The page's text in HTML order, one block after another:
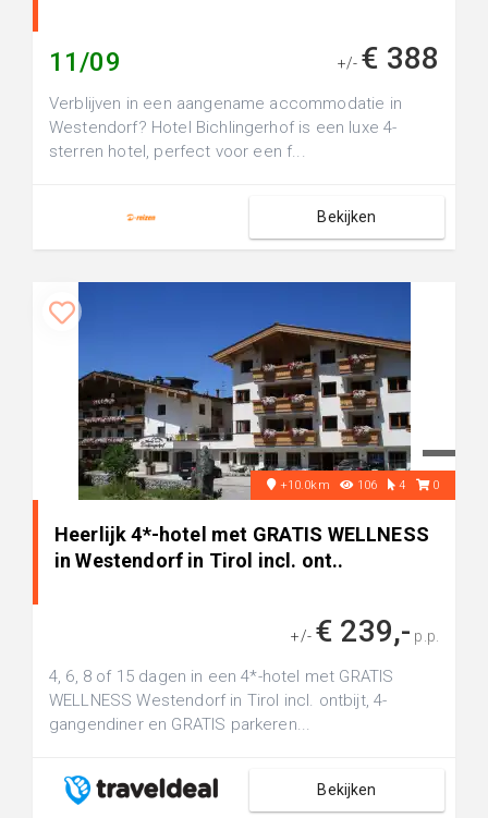
11/09 +/- € 388
Verblijven in een aangename accommodatie in
Westendorf? Hotel Bichlingerhof is een luxe 4-
sterren hotel, perfect voor een f...
Bekijken
+10.0km 106 4 0
Heerlijk 4*-hotel met GRATIS WELLNESS
in Westendorf in Tirol incl. ont..
+/- € 239,- p.p.
4, 6, 8 of 15 dagen in een 4*-hotel met GRATIS
WELLNESS Westendorf in Tirol incl. ontbijt, 4-
gangendiner en GRATIS parkeren...
Bekijken